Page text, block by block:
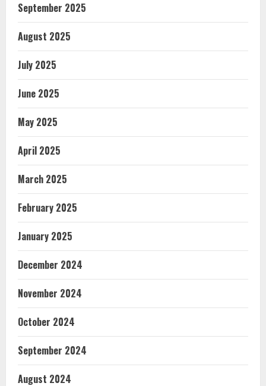
September 2025
August 2025
July 2025
June 2025
May 2025
April 2025
March 2025
February 2025
January 2025
December 2024
November 2024
October 2024
September 2024
August 2024